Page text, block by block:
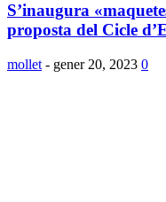
S’inaugura
proposta del Cicle
mollet - gener 20, 2023 0